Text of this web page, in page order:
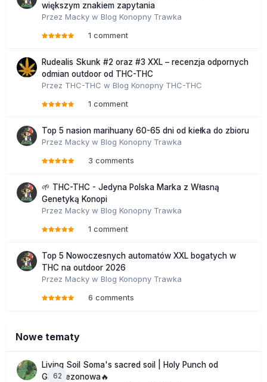
większym znakiem zapytania
Przez Macky w Blog Konopny Trawka
1 comment
Rudealis Skunk #2 oraz #3 XXL – recenzja odpornych
odmian outdoor od THC-THC
Przez THC-THC w Blog Konopny THC-THC
1 comment
Top 5 nasion marihuany 60-65 dni od kiełka do zbioru
Przez Macky w Blog Konopny Trawka
3 comments
🌱 THC-THC - Jedyna Polska Marka z Własną
Genetyką Konopi
Przez Macky w Blog Konopny Trawka
1 comment
Top 5 Nowoczesnych automatów XXL bogatych w
THC na outdoor 2026
Przez Macky w Blog Konopny Trawka
6 comments
Nowe tematy
62
Living Soil Soma's sacred soil | Holy Punch od
GHS sezonowa🔥